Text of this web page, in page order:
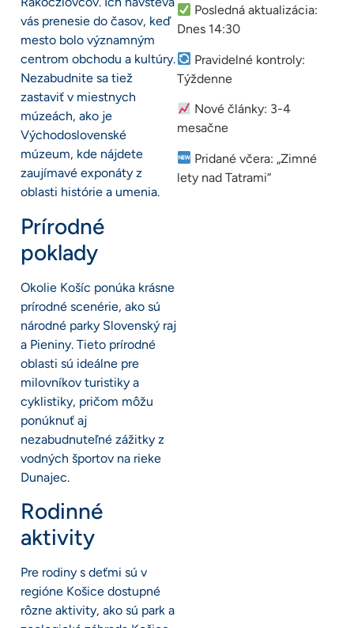
vás prenesie do časov, keď
mesto bolo významným
centrom obchodu a kultúry.
Nezabudnite sa tiež
zastaviť v miestnych
múzeách, ako je
Východoslovenské
múzeum, kde nájdete
zaujímavé exponáty z
oblasti histórie a umenia.
Prírodné
poklady
Okolie Košíc ponúka krásne
prírodné scenérie, ako sú
národné parky Slovenský raj
a Pieniny. Tieto prírodné
oblasti sú ideálne pre
milovníkov turistiky a
cyklistiky, pričom môžu
ponúknuť aj
nezabudnuteľné zážitky z
vodných športov na rieke
Dunajec.
Rodinné
aktivity
Pre rodiny s deťmi sú v
regióne Košice dostupné
rôzne aktivity, ako sú park a
Posledná aktualizácia:
Dnes 14:30
Pravidelné kontroly:
Týždenne
Nové články: 3-4
mesačne
Pridané včera: „Zimné
lety nad Tatrami“